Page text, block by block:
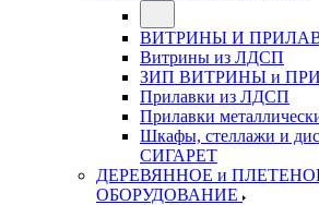
ВИТРИНЫ И
Витрины из ЛДСП
ЗИП ВИТРИНЫ и
Прилавки из ЛДСП
Прилавки
Шкафы, стеллажи и
СИГАРЕТ
ДЕРЕВЯННОЕ и
ОБОРУДОВАНИЕ